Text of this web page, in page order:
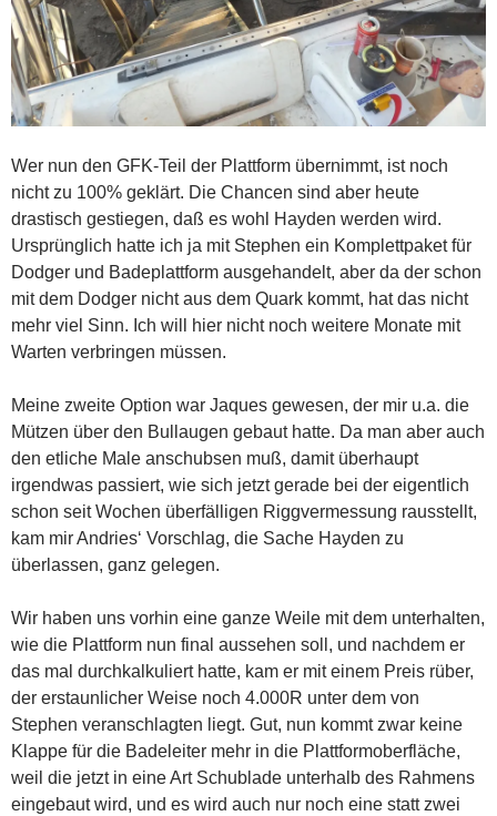
Wer nun den GFK-Teil der Plattform übernimmt, ist noch
nicht zu 100% geklärt. Die Chancen sind aber heute
drastisch gestiegen, daß es wohl Hayden werden wird.
Ursprünglich hatte ich ja mit Stephen ein Komplettpaket für
Dodger und Badeplattform ausgehandelt, aber da der schon
mit dem Dodger nicht aus dem Quark kommt, hat das nicht
mehr viel Sinn. Ich will hier nicht noch weitere Monate mit
Warten verbringen müssen.
Meine zweite Option war Jaques gewesen, der mir u.a. die
Mützen über den Bullaugen gebaut hatte. Da man aber auch
den etliche Male anschubsen muß, damit überhaupt
irgendwas passiert, wie sich jetzt gerade bei der eigentlich
schon seit Wochen überfälligen Riggvermessung rausstellt,
kam mir Andries‘ Vorschlag, die Sache Hayden zu
überlassen, ganz gelegen.
Wir haben uns vorhin eine ganze Weile mit dem unterhalten,
wie die Plattform nun final aussehen soll, und nachdem er
das mal durchkalkuliert hatte, kam er mit einem Preis rüber,
der erstaunlicher Weise noch 4.000R unter dem von
Stephen veranschlagten liegt. Gut, nun kommt zwar keine
Klappe für die Badeleiter mehr in die Plattformoberfläche,
weil die jetzt in eine Art Schublade unterhalb des Rahmens
eingebaut wird, und es wird auch nur noch eine statt zwei